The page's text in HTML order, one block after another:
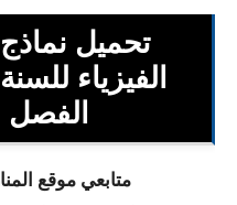
تحميل
الفيزياء
الفصل
متابعي موقع